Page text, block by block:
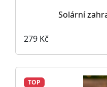
Solární
279 Kč
TOP